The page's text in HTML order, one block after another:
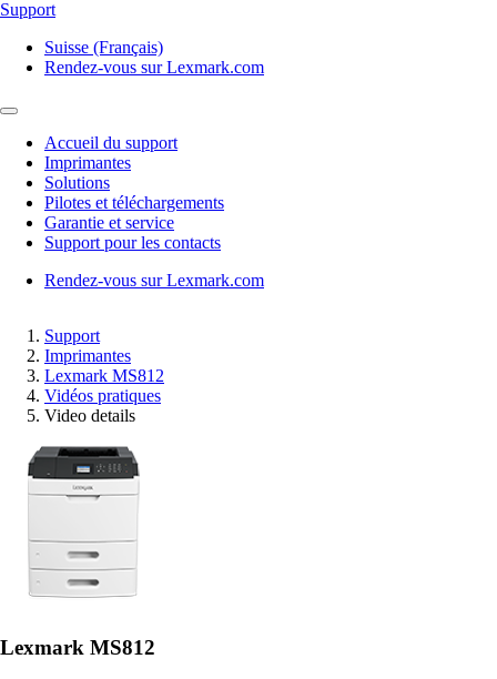
Support
Suisse (Français)
Rendez-vous sur Lexmark.com
Accueil du support
Imprimantes
Solutions
Pilotes et téléchargements
Garantie et service
Support pour les contacts
Rendez-vous sur Lexmark.com
Support
Imprimantes
Lexmark MS812
Vidéos pratiques
Video details
Lexmark MS812